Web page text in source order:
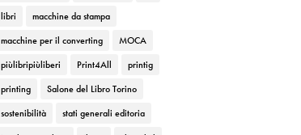
libri
macchine da stampa
macchine per il converting
MOCA
piùlibripiùliberi
Print4All
printig
printing
Salone del Libro Torino
sostenibilità
stati generali editoria